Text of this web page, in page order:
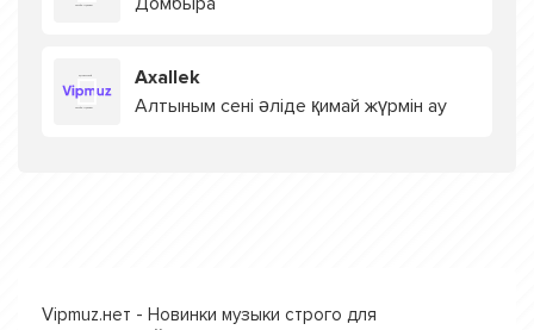
Axallek
Алтыным сені әліде қимай жүрмін ау
Vipmuz.нет - Новинки музыки строго для